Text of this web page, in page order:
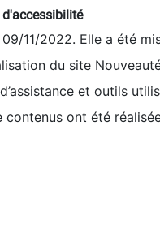
11/2022. Elle a été
du site
et outils
ont été